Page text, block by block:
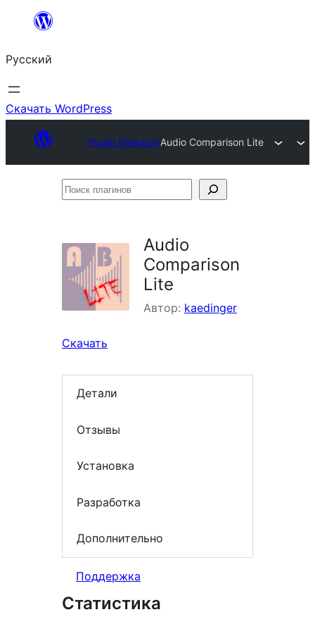
Перейти
содержимому
Русский
Скачать WordPress
Plugin DirectoryAudio Comparison Lite
Поиск
Audio
Comparison
Lite
Автор: kaedinger
Скачать
Детали
Отзывы
Установка
Разработка
Дополнительно
Поддержка
Статистика